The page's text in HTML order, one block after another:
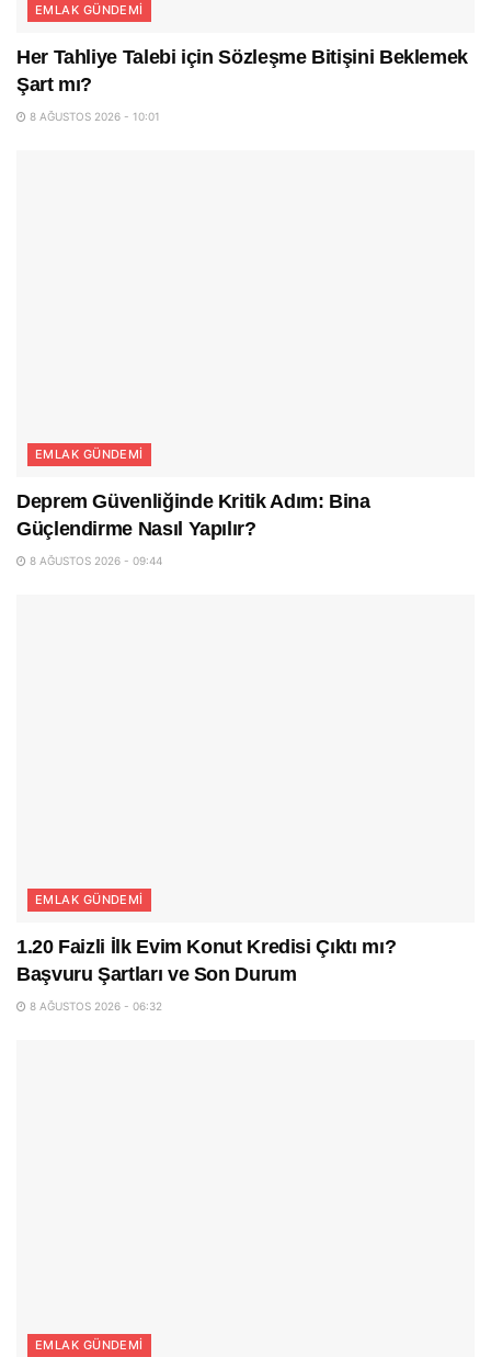
EMLAK GÜNDEMI
Her Tahliye Talebi için Sözleşme Bitişini Beklemek
Şart mı?
8 AĞUSTOS 2026 - 10:01
EMLAK GÜNDEMI
Deprem Güvenliğinde Kritik Adım: Bina
Güçlendirme Nasıl Yapılır?
8 AĞUSTOS 2026 - 09:44
EMLAK GÜNDEMI
1.20 Faizli İlk Evim Konut Kredisi Çıktı mı?
Başvuru Şartları ve Son Durum
8 AĞUSTOS 2026 - 06:32
EMLAK GÜNDEMI